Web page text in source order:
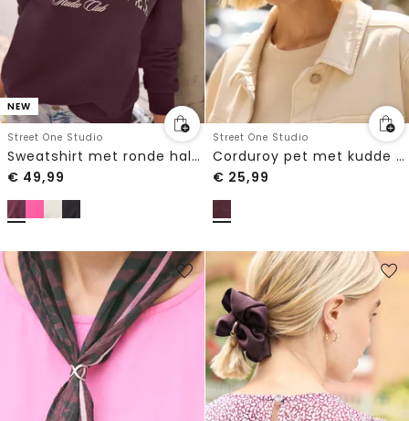
NEW
Street One Studio
Sweatshirt met ronde hals in Loose Fit-pasvorm
€ 49,99
Street One Studio
Corduroy pet met kudde detail
€ 25,99